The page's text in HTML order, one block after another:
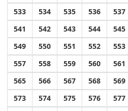
533
534 535 536 537
541
542 543 544 545
549
550 551 552 553
557
558 559 560 561
565
566 567 568 569
573
574 575 576 577